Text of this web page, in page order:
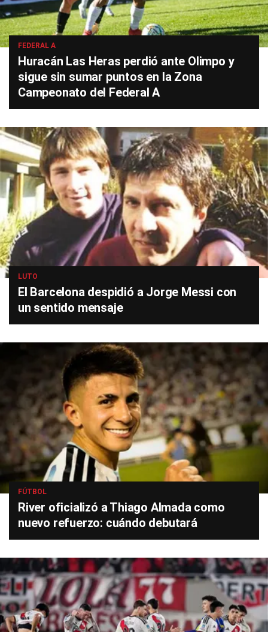
FEDERAL A
Huracán Las Heras perdió ante Olimpo y
sigue sin sumar puntos en la Zona
Campeonato del Federal A
LUTO
El Barcelona despidió a Jorge Messi con
un sentido mensaje
FÚTBOL
River oficializó a Thiago Almada como
nuevo refuerzo: cuándo debutará